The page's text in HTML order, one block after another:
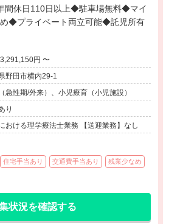
◆プライベート両立可能◆託児所有
年収 3,291,150円 〜
野田市横内29-1
急性期/外来）、小児療育（小児施設）
り
おける理学療法士業務 【送迎業務】なし
住宅手当あり 交通費手当あり 残業少なめ
状況を確認する